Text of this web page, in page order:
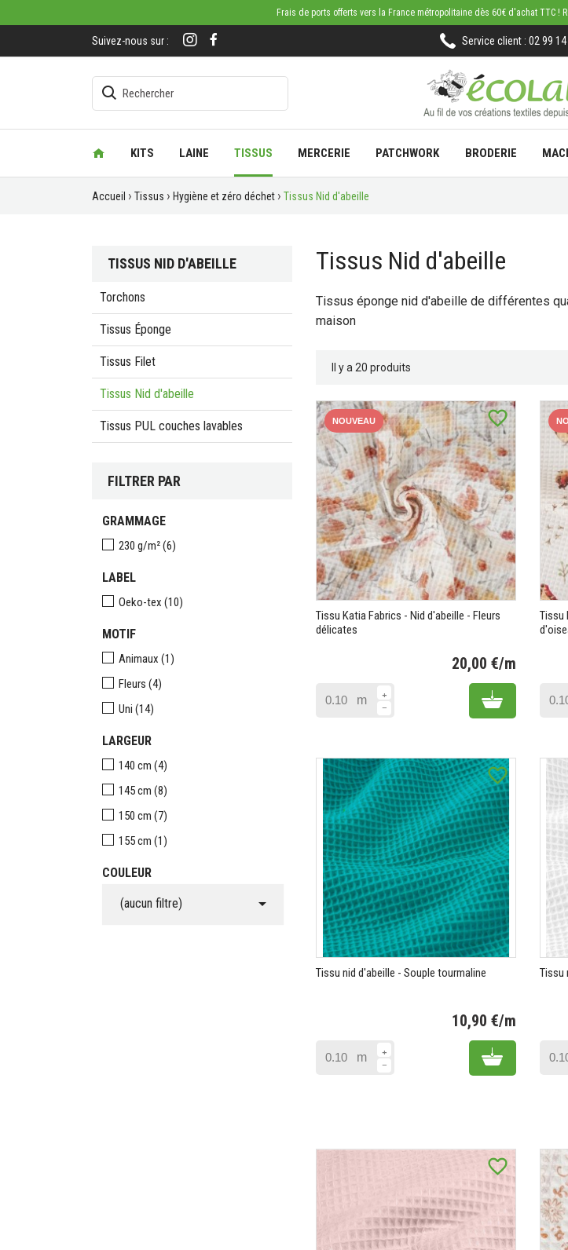
Frais de ports offerts vers la France métropolitaine dès 60€ d'achat TTC !
Suivez-nous sur : Service client : 02 99
KITS LAINE TISSUS MERCERIE PATCHWORK BRODERIE
Accueil Tissus Hygiène et zéro déchet Tissus Nid d'abeille
TISSUS NID D'ABEILLE
Torchons
Tissus Éponge
Tissus Filet
Tissus Nid d'abeille
Tissus PUL couches lavables
FILTRER PAR
GRAMMAGE
230 g/m²(6)
LABEL
Oeko-tex (10)
MOTIF
Animaux (1)
Fleurs (4)
Uni (14)
LARGEUR
140 cm (4)
145 cm (8)
150 cm (7)
155 cm (1)
COULEUR
(aucun filtre) 
Tissus Nid d'abeille
Tissus éponge nid d'abeille de différentes
maison
Il y a 20 produits
favorite_border
NOUVEAU
Tissu Katia Fabrics - Nid d'abeille - Fleurs
délicates
20,00 €/m
m Add to cart
Tissu
favorite_border
Tissu nid d'abeille - Souple tourmaline
10,90 €/m
m Add to cart
Tissu
favorite_border